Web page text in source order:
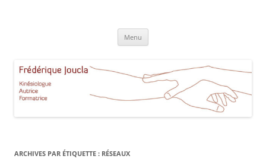
Aucamville Toulouse
Menu
ARCHIVES PAR ÉTIQUETTE : RÉSEAUX